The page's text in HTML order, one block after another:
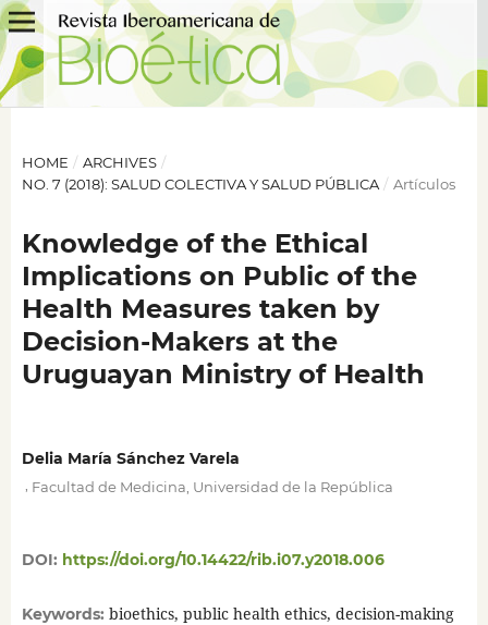
HOME / ARCHIVES /
NO. 7 (2018): SALUD COLECTIVA Y SALUD PÚBLICA / Artículos
Knowledge of the Ethical
Implications on Public of the
Health Measures taken by
Decision-Makers at the
Uruguayan Ministry of Health
Delia María Sánchez Varela
Facultad de Medicina, Universidad de la República
DOI: https://doi.org/10.14422/rib.i07.y2018.006
Keywords: bioethics, public health ethics, decision-making